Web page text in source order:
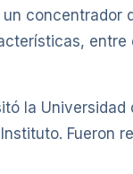
concentrador
entre
la Universidad
Fueron